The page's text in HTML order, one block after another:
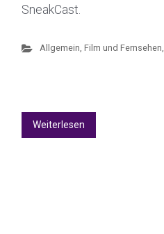
SneakCast.
Allgemein, Film und Fernsehen,
Weiterlesen